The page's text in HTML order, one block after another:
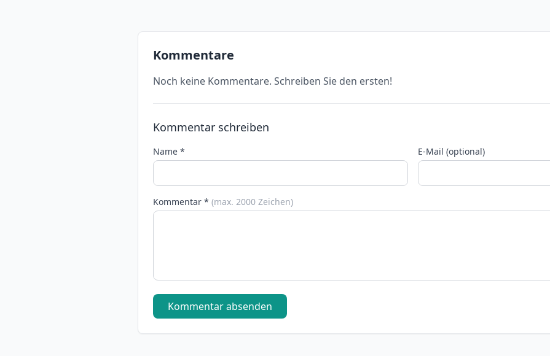
Kommentare
Noch keine Kommentare. Schreiben Sie den ersten!
Kommentar schreiben
Name * E-Mail (optional)
Kommentar * (max. 2000 Zeichen)
Kommentar absenden